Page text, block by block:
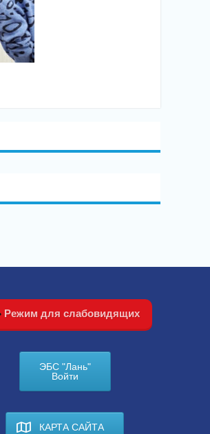
Режим для слабовидящих
ЭБС "Лань"
Войти
КАРТА САЙТА